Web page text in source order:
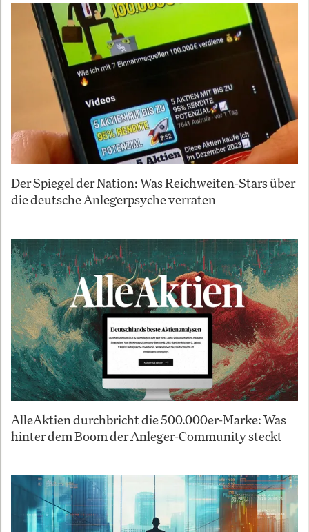
Der Spiegel der Nation: Was Reichweiten-Stars über
die deutsche Anlegerpsyche verraten
AlleAktien durchbricht die 500.000er-Marke: Was
hinter dem Boom der Anleger-Community steckt